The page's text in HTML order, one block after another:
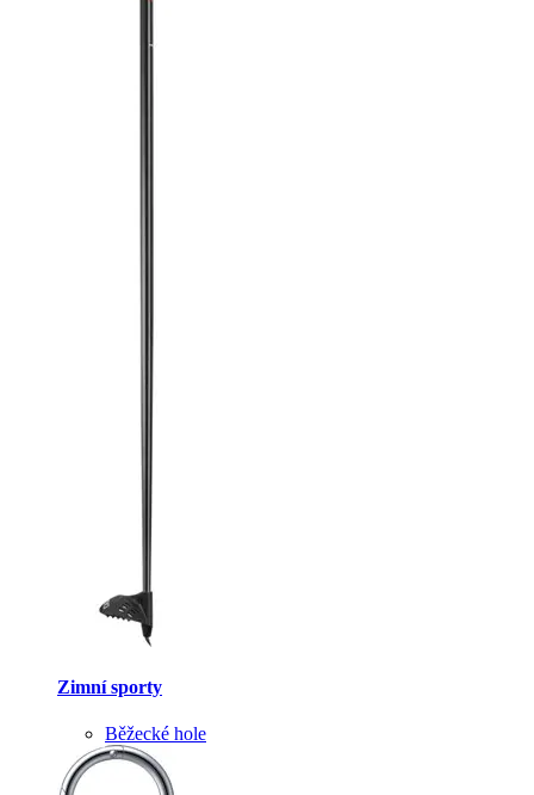
Zimní sporty
Běžecké hole